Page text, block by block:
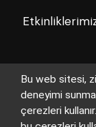
Bu web sitesi,
deneyimi
çerezleri